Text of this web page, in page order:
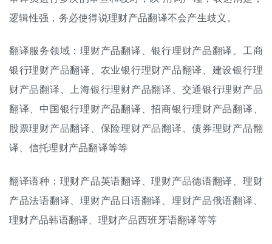
逻辑性强，务必使得说理财产品翻译不会产生歧义。
翻译服务领域：理财产品翻译、银行理财产品翻译、工商
银行理财产品翻译、农业银行理财产品翻译、建设银行理
财产品翻译、上海银行理财产品翻译、交通银行理财产品
翻译、中国银行理财产品翻译、招商银行理财产品翻译、
股票理财产品翻译、保险理财产品翻译、债券理财产品翻
译、信托理财产品翻译等等
翻译语种：理财产品英语翻译、理财产品德语翻译、理财
产品法语翻译、理财产品日语翻译、理财产品俄语翻译、
理财产品韩语翻译、理财产品西班牙语翻译等等